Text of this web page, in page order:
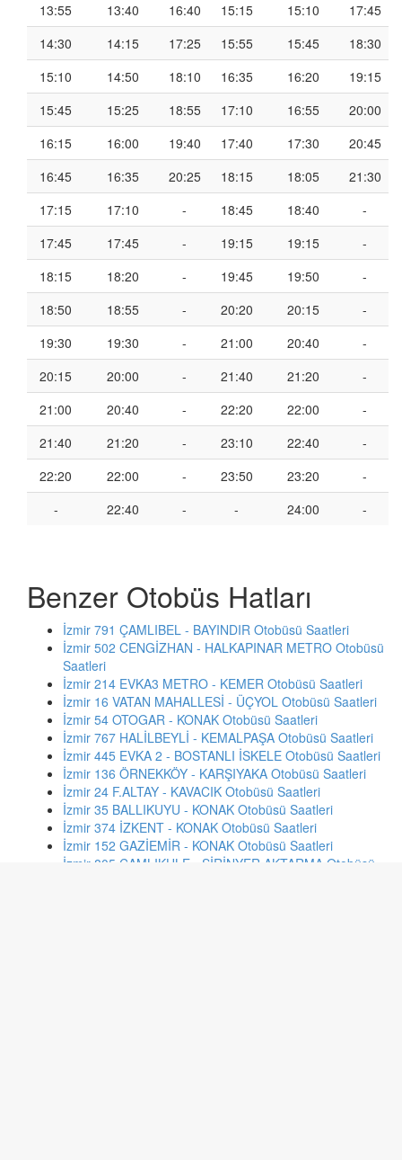
13:55
13:40 16:40 15:15 15:10
17:45
14:30
14:15 17:25 15:55 15:45
18:30
15:10
14:50 18:10 16:35 16:20
19:15
15:45
15:25 18:55 17:10 16:55
20:00
16:15
16:00 19:40 17:40 17:30
20:45
16:45
16:35 20:25 18:15 18:05
21:30
17:15
17:10 - 18:45 18:40
-
17:45
17:45 - 19:15 19:15
-
18:15
18:20 - 19:45 19:50
-
18:50
18:55 - 20:20 20:15
-
19:30
19:30 - 21:00 20:40
-
20:15
20:00 - 21:40 21:20
-
21:00
20:40 - 22:20 22:00
-
21:40
21:20 - 23:10 22:40
-
22:20
22:00 - 23:50 23:20
-
-
22:40 - - 24:00 -
Benzer Otobüs Hatları
İzmir 791 ÇAMLIBEL - BAYINDIR Otobüsü Saatleri
İzmir 502 CENGİZHAN - HALKAPINAR METRO Otobüsü
Saatleri
İzmir 214 EVKA3 METRO - KEMER Otobüsü Saatleri
İzmir 16 VATAN MAHALLESİ - ÜÇYOL Otobüsü Saatleri
İzmir 54 OTOGAR - KONAK Otobüsü Saatleri
İzmir 767 HALİLBEYLİ - KEMALPAŞA Otobüsü Saatleri
İzmir 445 EVKA 2 - BOSTANLI İSKELE Otobüsü Saatleri
İzmir 136 ÖRNEKKÖY - KARŞIYAKA Otobüsü Saatleri
İzmir 24 F.ALTAY - KAVACIK Otobüsü Saatleri
İzmir 35 BALLIKUYU - KONAK Otobüsü Saatleri
İzmir 374 İZKENT - KONAK Otobüsü Saatleri
İzmir 152 GAZİEMİR - KONAK Otobüsü Saatleri
İzmir 805 ÇAMLIKULE - ŞİRİNYER AKTARMA Otobüsü